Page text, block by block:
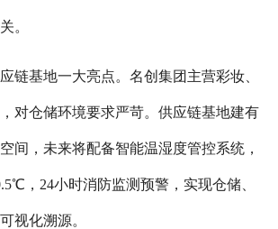
。
基地一大亮点。名创集团主营彩妆、
对仓储环境要求严苛。供应链基地建有
间，未来将配备智能温湿度管控系统，
，24小时消防监测预警，实现仓储、
视化溯源。